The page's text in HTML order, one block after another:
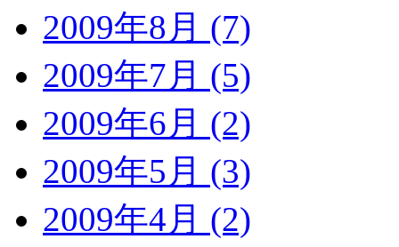
2009年8月 (7)
2009年7月 (5)
2009年6月 (2)
2009年5月 (3)
2009年4月 (2)